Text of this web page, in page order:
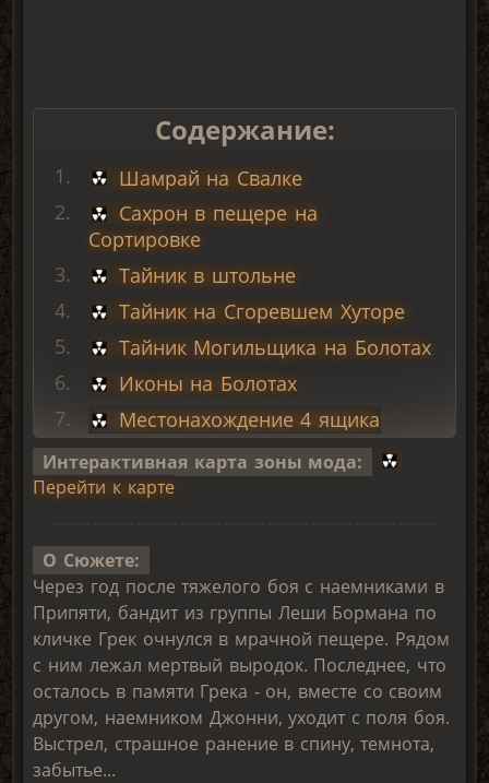
Содержание:
Шамрай на Свалке
Сахрон в пещере на
Сортировке
Тайник в штольне
Тайник на Сгоревшем Хуторе
Тайник Могильщика на Болотах
Иконы на Болотах
Местонахождение 4 ящика
Нож для Бармена
Водяная Крыса на СТП
Сбитый Беспилотник
Флешка в Госпитале
Интерактивная карта зоны мода:
Перейти к карте
О Сюжете:
Через год после тяжелого боя с наемниками в
Припяти, бандит из группы Леши Бормана по
кличке Грек очнулся в мрачной пещере. Рядом
с ним лежал мертвый выродок. Последнее, что
осталось в памяти Грека - он, вместе со своим
другом, наемником Джонни, уходит с поля боя.
Выстрел, страшное ранение в спину, темнота,
забытье...